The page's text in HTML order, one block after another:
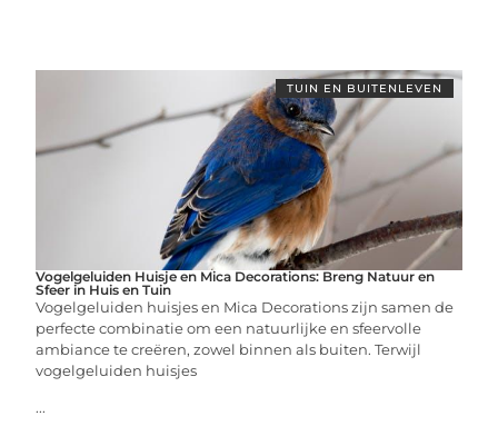
TUIN EN BUITENLEVEN
Vogelgeluiden Huisje en Mica Decorations: Breng Natuur en
Sfeer in Huis en Tuin
Vogelgeluiden huisjes en Mica Decorations zijn samen de
perfecte combinatie om een natuurlijke en sfeervolle
ambiance te creëren, zowel binnen als buiten. Terwijl
vogelgeluiden huisjes
...